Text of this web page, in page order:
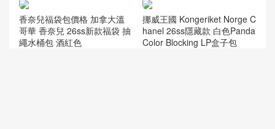
SA Chanel GD同款 Classic Fl
ap 大號口蓋包 酒紅色
金山 香奈兒 GD同款超大CF
MAXI口蓋包 酒紅色機場包